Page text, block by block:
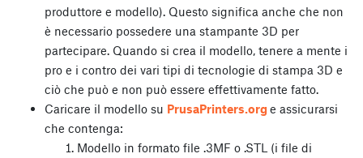
produttore e modello). Questo significa anche che non
è necessario possedere una stampante 3D per
partecipare. Quando si crea il modello, tenere a mente i
pro e i contro dei vari tipi di tecnologie di stampa 3D e
ciò che può e non può essere effettivamente fatto.
Caricare il modello su PrusaPrinters.org e assicurarsi
che contenga:
Modello in formato file .3MF o .STL (i file di